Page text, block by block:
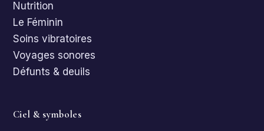
Nutrition
Le Féminin
Soins vibratoires
Voyages sonores
Défunts & deuils
Ciel & symboles